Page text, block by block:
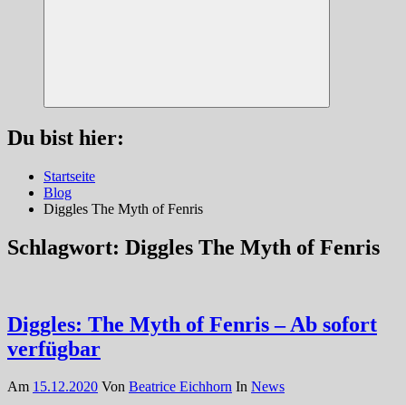
Suchen
Du bist hier:
Startseite
Blog
Diggles The Myth of Fenris
Schlagwort: Diggles The Myth of Fenris
Diggles: The Myth of Fenris – Ab sofort
verfügbar
Am 15.12.2020 Von Beatrice Eichhorn In News